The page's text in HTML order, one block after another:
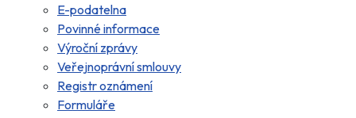
E-podatelna
Povinné informace
Výroční zprávy
Veřejnoprávní smlouvy
Registr oznámení
Formuláře